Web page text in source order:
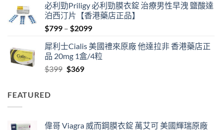
was:
$500.
is:
$450.
必利勁Priligy 必利勁膜衣錠 治療男性早洩 鹽酸達
泊西汀片【香港藥店正品】
$799 – $2099Price
$799
through
犀利士Cialis 美國禮來原廠 他達拉非 香港藥店正
品 20mg 1盒/4粒
$399 Original
$369Current
FEATURED
偉哥 Viagra 威而鋼膜衣錠 萬艾可 美國輝瑞原廠